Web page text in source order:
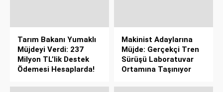
Tarım Bakanı Yumaklı
Müjdeyi Verdi: 237
Milyon TL’lik Destek
Ödemesi Hesaplarda!
Makinist Adaylarına
Müjde: Gerçekçi Tren
Sürüşü Laboratuvar
Ortamına Taşınıyor